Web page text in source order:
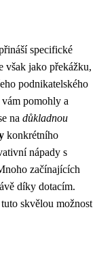
specifické
však jako překážku,
podnikatelského
pomohly a
na důkladnou
konkrétního
nápady s
začínajících
díky dotacím.
skvělou možnost